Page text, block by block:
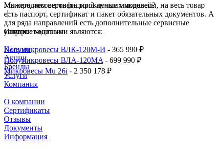
Мы продаем сертифицированные микровесы, на весь товар
есть паспорт, сертификат и пакет обязательных документов. А
для ряда направлений есть дополнительные сервисные
услуги.
Можете посоветовать топ3 лучших моделей?
Самыми ходовыми являются:
Полумикровесы ВЛК-120М-И - 365 990 ₽
Полумикровесы ВЛА-120МA - 699 990 ₽
Микровесы Mu 26i - 2 350 178 ₽
Интернет-магазин
Каталог
Акции
Бренды
Услуги
Компания
О компании
Сертификаты
Отзывы
Документы
Информация